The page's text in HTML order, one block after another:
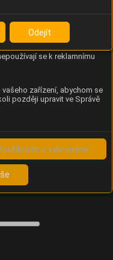
kurzoru,
zlepšovat
se k reklamnímu
zařízení, abychom se
později upravit ve Správě
s vybranými
Odejít